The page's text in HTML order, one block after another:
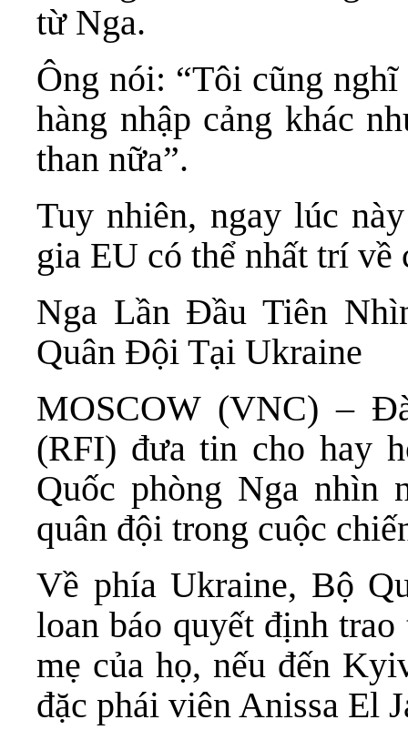
từ Nga.
Ông nói: “Tôi cũng
hàng nhập cảng khác
than nữa”.
Tuy nhiên, ngay lúc
gia EU có thể nhất trí về
Nga Lần Đầu Tiên
Quân Đội Tại Ukraine
MOSCOW (VNC) –
(RFI) đưa tin cho hay
Quốc phòng Nga nhìn
quân đội trong cuộc
Về phía Ukraine, Bộ
loan báo quyết định
mẹ của họ, nếu đến
đặc phái viên Anissa El